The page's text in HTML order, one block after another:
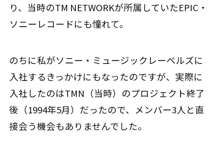
り、当時のTM NETWORKが所属していたEPIC・
ソニーレコードにも憧れて。
のちに私がソニー・ミュージックレーベルズに
入社するきっかけにもなったのですが、実際に
入社したのはTMN（当時）のプロジェクト終了
後（1994年5月）だったので、メンバー3人と直
接会う機会もありませんでした。